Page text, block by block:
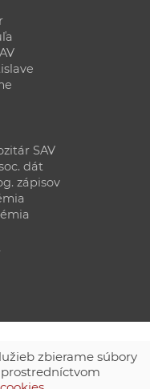
SAV
dát
zápisov
zbierame súbory